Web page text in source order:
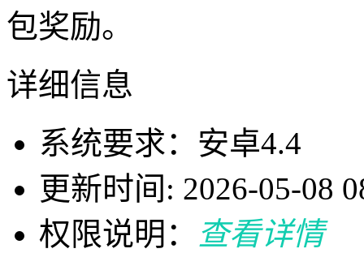
包奖励。
详细信息
系统要求：安卓4.4
更新时间: 2026-05-08
权限说明：
查看详情